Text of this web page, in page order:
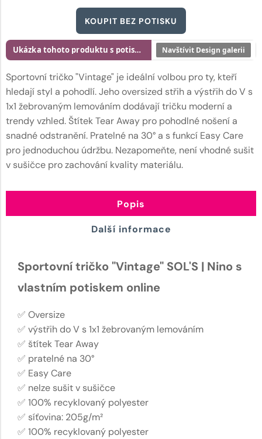
KOUPIT BEZ POTISKU
Sportovní tričko "Vintage" je ideální volbou pro ty, kteří
hledají styl a pohodlí. Jeho oversized střih a výstřih do V s
1x1 žebrovaným lemováním dodávají tričku moderní a
trendy vzhled. Štítek Tear Away pro pohodlné nošení a
snadné odstranění. Pratelné na 30° a s funkcí Easy Care
pro jednoduchou údržbu. Nezapomeňte, není vhodné sušit
v sušičce pro zachování kvality materiálu.
Ukázka tohoto produktu s potiskem Navštívit Design galerii
Popis
Další informace
Sportovní tričko "Vintage" SOL'S | Nino s
vlastním potiskem online
✅ Oversize
✅ výstřih do V s 1x1 žebrovaným lemováním
✅ štítek Tear Away
✅ pratelné na 30°
✅ Easy Care
✅ nelze sušit v sušičce
✅ 100% recyklovaný polyester
✅ síťovina: 205g/m²
✅ 100% recyklovaný polyester